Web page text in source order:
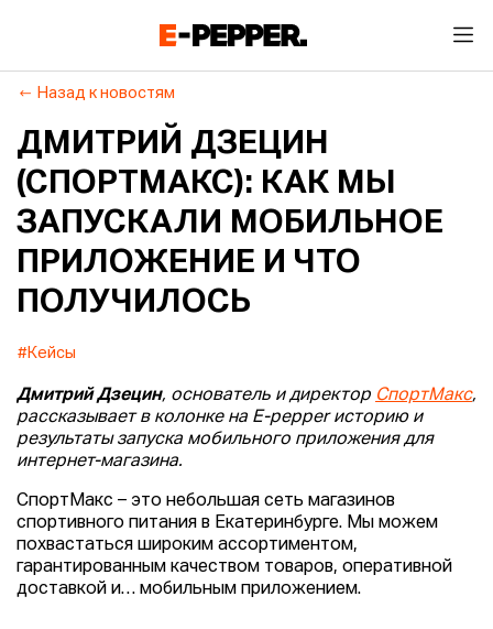
Назад к новостям
ДМИТРИЙ ДЗЕЦИН
(СПОРТМАКС): КАК МЫ
ЗАПУСКАЛИ МОБИЛЬНОЕ
ПРИЛОЖЕНИЕ И ЧТО
ПОЛУЧИЛОСЬ
#Кейсы
Дмитрий Дзецин, основатель и директор СпортМакс,
рассказывает в колонке на E-pepper историю и
результаты запуска мобильного приложения для
интернет-магазина.
СпортМакс – это небольшая сеть магазинов
спортивного питания в Екатеринбурге. Мы можем
похвастаться широким ассортиментом,
гарантированным качеством товаров, оперативной
доставкой и… мобильным приложением.